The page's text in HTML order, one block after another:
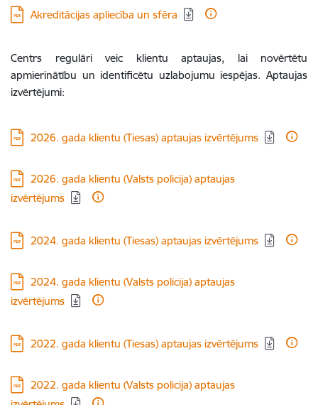
Lejupielādēt:
Akreditācijas apliecība un sfēra
Centrs regulāri veic klientu aptaujas, lai novērtētu
apmierinātību un identificētu uzlabojumu iespējas. Aptaujas
izvērtējumi:
Lejupielādēt:
2026. gada klientu (Tiesas) aptaujas izvērtējums
Lejupielādēt:
2026. gada klientu (Valsts policija) aptaujas
izvērtējums
Lejupielādēt:
2024. gada klientu (Tiesas) aptaujas izvērtējums
Lejupielādēt:
2024. gada klientu (Valsts policija) aptaujas
izvērtējums
Lejupielādēt:
2022. gada klientu (Tiesas) aptaujas izvērtējums
Lejupielādēt:
2022. gada klientu (Valsts policija) aptaujas